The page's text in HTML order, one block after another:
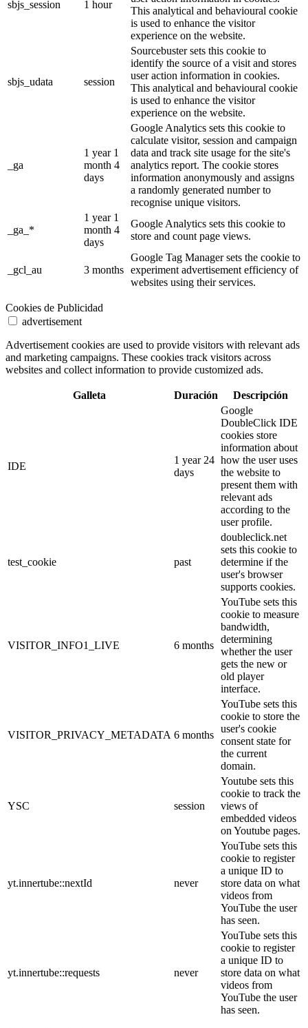
sbjs_session 1 hour
This analytical and behavioural cookie
is used to enhance the visitor
experience on the website.
sbjs_udata session
Sourcebuster sets this cookie to
identify the source of a visit and stores
user action information in cookies.
This analytical and behavioural cookie
is used to enhance the visitor
experience on the website.
_ga
1 year 1
month 4
days
Google Analytics sets this cookie to
calculate visitor, session and campaign
data and track site usage for the site's
analytics report. The cookie stores
information anonymously and assigns
a randomly generated number to
recognise unique visitors.
_ga_*
1 year 1
month 4
days
Google Analytics sets this cookie to
store and count page views.
_gcl_au 3 months
Google Tag Manager sets the cookie to
experiment advertisement efficiency of
websites using their services.
Cookies de Publicidad
advertisement
Advertisement cookies are used to provide visitors with relevant ads
and marketing campaigns. These cookies track visitors across
websites and collect information to provide customized ads.
Galleta Duración Descripción
IDE
1 year 24
days
Google
DoubleClick IDE
cookies store
information about
how the user uses
the website to
present them with
relevant ads
according to the
user profile.
test_cookie past
doubleclick.net
sets this cookie to
determine if the
user's browser
supports cookies.
VISITOR_INFO1_LIVE 6 months
YouTube sets this
cookie to measure
bandwidth,
determining
whether the user
gets the new or
old player
interface.
VISITOR_PRIVACY_METADATA 6 months
YouTube sets this
cookie to store the
user's cookie
consent state for
the current
domain.
YSC session
Youtube sets this
cookie to track the
views of
embedded videos
on Youtube pages.
yt.innertube::nextId never
YouTube sets this
cookie to register
a unique ID to
store data on what
videos from
YouTube the user
has seen.
yt.innertube::requests never
YouTube sets this
cookie to register
a unique ID to
store data on what
videos from
YouTube the user
has seen.